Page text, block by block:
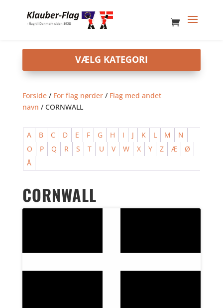
Forside/ For flag nørder/ Flag med andet
navn / CORNWALL
A B C D E F G H I J K L M
N
O
P Q R S T U V W X Y Z Æ
Ø
Å
CORNWALL